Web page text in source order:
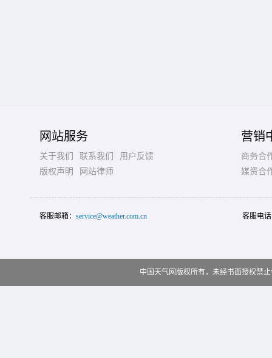
网站服务
关于我们 联系我们
用户反馈
版权声明
网站律师
营销
商务合
媒资合
客服邮箱： service@weather.com.cn 客服电
中国天气网版权所有，未经书面授权